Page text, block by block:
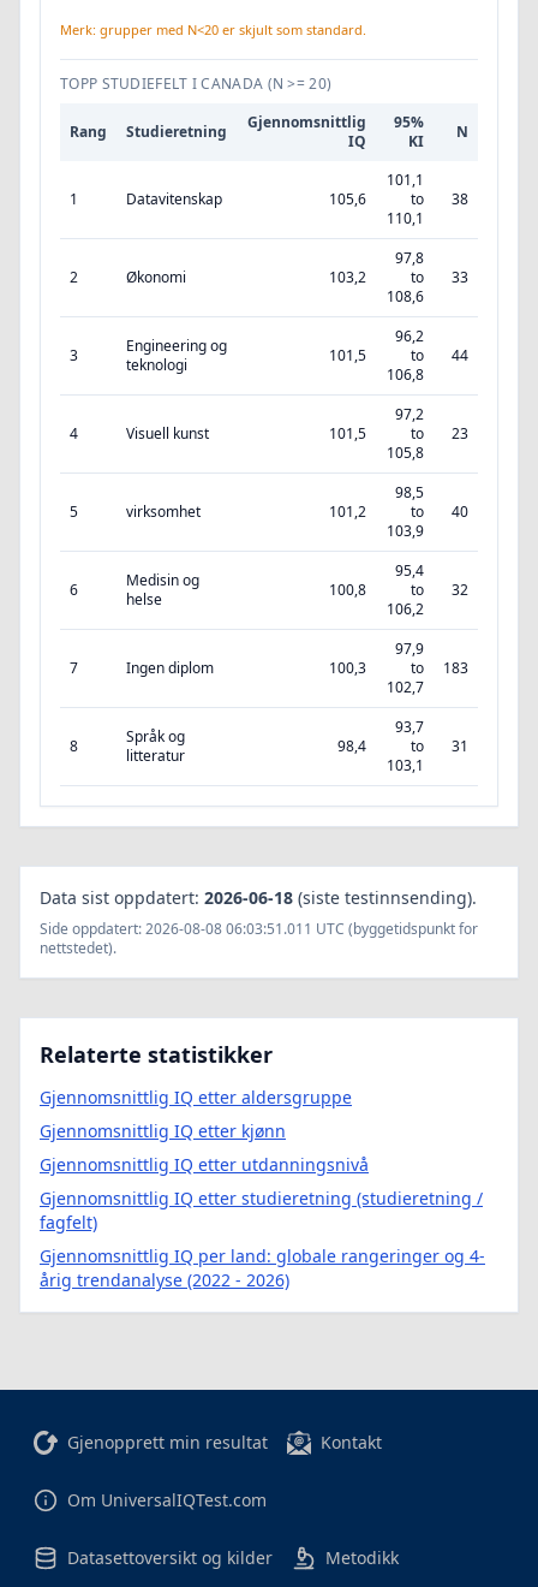
Merk: grupper med N<20 er skjult som standard.
TOPP STUDIEFELT I CANADA (N >= 20)
Rang Studieretning
Gjennomsnittlig
IQ
95%
KI
N
1 Datavitenskap 105,6
101,1
to
110,1
38
2 Økonomi 103,2
97,8
to
108,6
33
3
Engineering og
teknologi
101,5
96,2
to
106,8
44
4 Visuell kunst 101,5
97,2
to
105,8
23
5 virksomhet 101,2
98,5
to
103,9
40
6
Medisin og
helse
100,8
95,4
to
106,2
32
7 Ingen diplom 100,3
97,9
to
102,7
183
8
Språk og
litteratur
98,4
93,7
to
103,1
31
Data sist oppdatert: 2026-06-18 (siste testinnsending).
Side oppdatert: 2026-08-08 06:03:51.011 UTC (byggetidspunkt for
nettstedet).
Relaterte statistikker
Gjennomsnittlig IQ etter aldersgruppe
Gjennomsnittlig IQ etter kjønn
Gjennomsnittlig IQ etter utdanningsnivå
Gjennomsnittlig IQ etter studieretning (studieretning /
fagfelt)
Gjennomsnittlig IQ per land: globale rangeringer og 4-
årig trendanalyse (2022 - 2026)
Gjenopprett min resultat Kontakt
Om UniversalIQTest.com
Datasettoversikt og kilder Metodikk